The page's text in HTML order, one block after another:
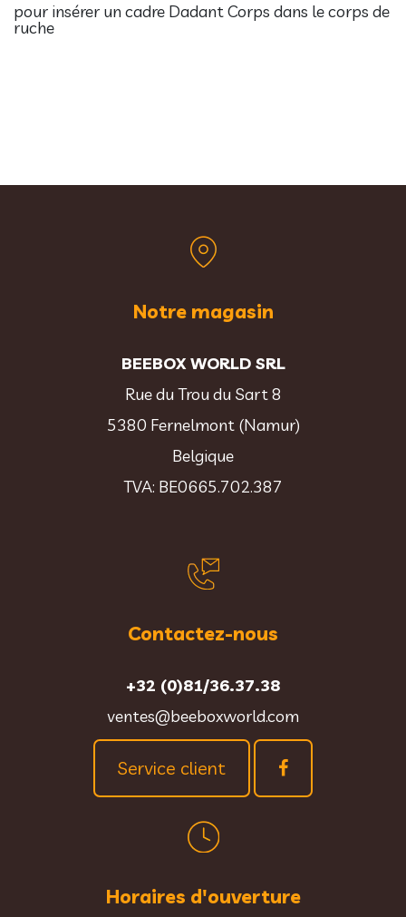
pour insérer un cadre Dadant Corps dans le corps de
ruche
Notre magasin
BEEBOX WORLD SRL
Rue du Trou du Sart 8
5380 Fernelmont (Namur)
Belgique
TVA: BE0665.702.387
Contactez-nous
+32 (0)81/36.37.38
ventes@beeboxworld.com
Service client
Horaires d'ouverture